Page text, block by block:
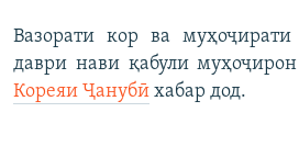
Вазорати кор ва муҳоҷирати
даври нави қабули
Кореяи Ҷанубӣ хабар дод.